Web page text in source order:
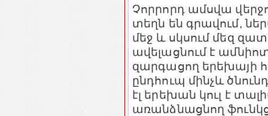
Չորրորդ ամսվա
տեղն են գրավում,
մեջ և սկսում մեզ
ավելացնում է
զարգացող երեխայի
ընդհուպ մինչև
էլ երեխան կուլ է
առանձնացնող